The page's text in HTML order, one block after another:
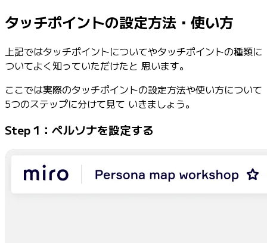
タッチポイントの設定方法・使い方
上記ではタッチポイントについてやタッチポイントの種類に
ついてよく知っていただけたと 思います。
ここでは実際のタッチポイントの設定方法や使い方について
5つのステップに分けて見て いきましょう。
Step 1：ペルソナを設定する